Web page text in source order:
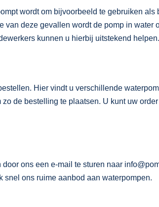
wordt om bijvoorbeeld te gebruiken als
van deze gevallen wordt de pomp in water
kunnen u hierbij uitstekend helpen.
Hier vindt u verschillende
de bestelling te plaatsen. U kunt uw
ons een e-mail te sturen naar
snel ons ruime aanbod aan waterpompen.